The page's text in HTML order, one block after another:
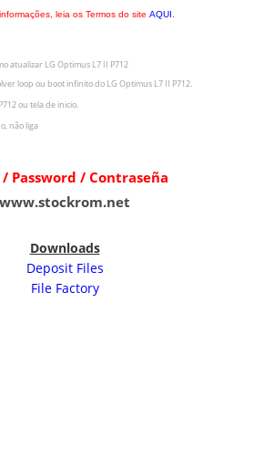
leia os Termos do site AQUI
atualizar LG Optimus L7 II P712
loop ou boot infinito do LG Optimus L7 II P712.
ou tela de inicio.
não liga
/ Password / Contraseña
www.stockrom.net
Downloads
Deposit Files
File Factory